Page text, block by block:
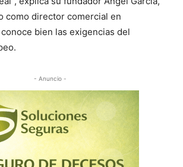
como director comercial en
bien las exigencias del
- Anuncio -